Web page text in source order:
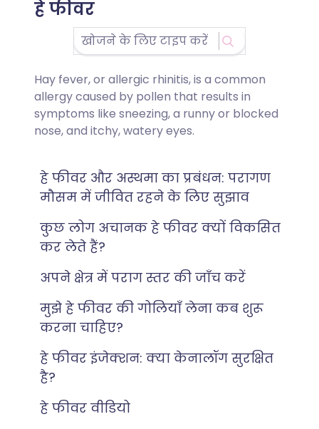
हे फीवर
Hay fever, or allergic rhinitis, is a common
allergy caused by pollen that results in
symptoms like sneezing, a runny or blocked
nose, and itchy, watery eyes.
हे फीवर और अस्थमा का प्रबंधन: परागण
मौसम में जीवित रहने के लिए सुझाव
कुछ लोग अचानक हे फीवर क्यों विकसित
कर लेते हैं?
अपने क्षेत्र में पराग स्तर की जाँच करें
मुझे हे फीवर की गोलियाँ लेना कब शुरू
करना चाहिए?
हे फीवर इंजेक्शन: क्या केनालॉग सुरक्षित
है?
हे फीवर वीडियो